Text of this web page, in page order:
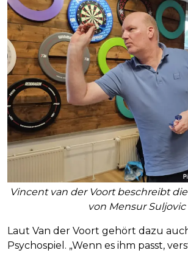
Vincent van der Voort beschreibt die
von Mensur Suljovic
Laut Van der Voort gehört dazu
Psychospiel. „Wenn es ihm passt,